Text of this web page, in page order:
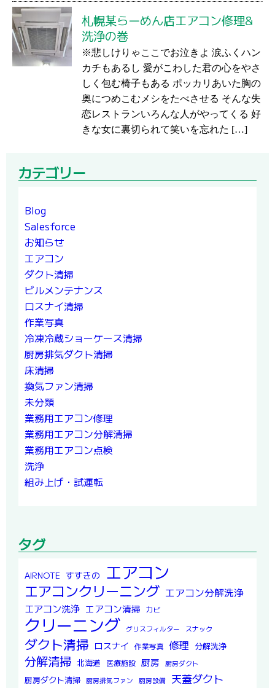
札幌某らーめん店エアコン修理&
洗浄の巻
※悲しけりゃここでお泣きよ 涙ふくハン
カチもあるし 愛がこわした君の心をやさ
しく包む椅子もある ポッカリあいた胸の
奥につめこむメシをたべさせる そんな失
恋レストランいろんな人がやってくる 好
きな女に裏切られて笑いを忘れた […]
カテゴリー
Blog
Salesforce
お知らせ
エアコン
ダクト清掃
ビルメンテナンス
ロスナイ清掃
作業写真
冷凍冷蔵ショーケース清掃
厨房排気ダクト清掃
床清掃
換気ファン清掃
未分類
業務用エアコン修理
業務用エアコン分解清掃
業務用エアコン点検
洗浄
組み上げ・試運転
タグ
AIRNOTE すすきの エアコン
エアコンクリーニング エアコン分解洗浄
エアコン洗浄 エアコン清掃 カビ
クリーニング グリスフィルター スナック
ダクト清掃 ロスナイ 作業写真 修理 分解洗浄
分解清掃 北海道 医療施設 厨房 厨房ダクト
厨房ダクト清掃 厨房排気ファン 厨房設備 天蓋ダクト